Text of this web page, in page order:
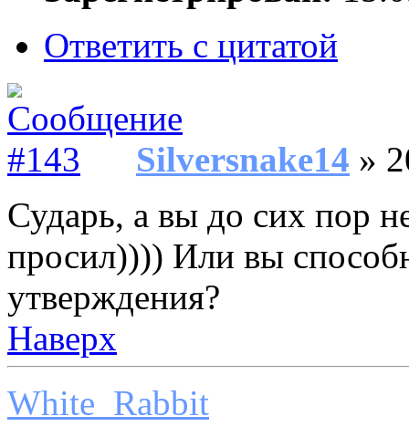
Ответить с цитатой
Silversnake14 »
Сударь, а вы до сих пор
просил)))) Или вы
утверждения?
Наверх
White_Rabbit